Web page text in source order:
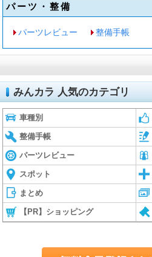
パーツ・整備
パーツレビュー 整備手帳
みんカラ 人気のカテゴリ
車種別
整備手帳
パーツレビュー
スポット
まとめ
【PR】ショッピング